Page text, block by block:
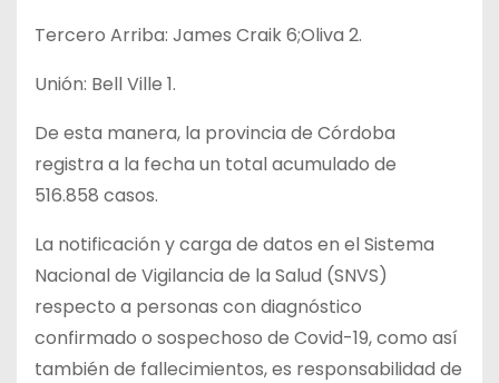
Tercero Arriba: James Craik 6;Oliva 2.
Unión: Bell Ville 1.
De esta manera, la provincia de Córdoba
registra a la fecha un total acumulado de
516.858 casos.
La notificación y carga de datos en el Sistema
Nacional de Vigilancia de la Salud (SNVS)
respecto a personas con diagnóstico
confirmado o sospechoso de Covid-19, como así
también de fallecimientos, es responsabilidad de